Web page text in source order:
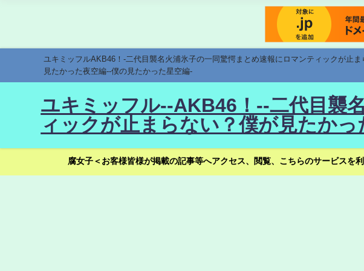
ユキミッフルAKB46！-二代目襲名火浦氷子の一同驚愕まとめ速報にロマンティックが止
見たかった夜空編--僕の見たかった星空編-
ユキミッフル--AKB46！--二代目襲
ィックが止まらない？僕が見たか
腐女子＜お客様皆様が掲載の記事等へアクセス、閲覧、こちらのサービスを